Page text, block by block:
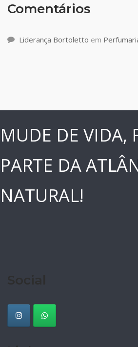
Comentários
Liderança Bortoletto em
MUDE DE VIDA,
PARTE DA
NATURAL!